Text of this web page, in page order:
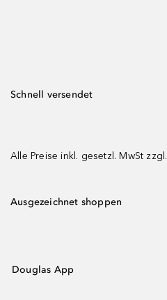
Schnell versendet
Alle Preise inkl. gesetzl. MwSt zzgl.
Ausgezeichnet shoppen
Douglas App